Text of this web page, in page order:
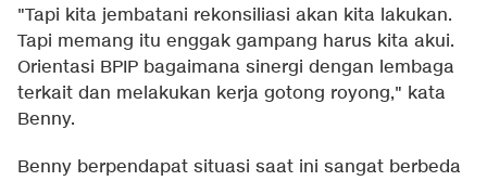
"Tapi kita jembatani rekonsiliasi akan kita lakukan.
Tapi memang itu enggak gampang harus kita akui.
Orientasi BPIP bagaimana sinergi dengan lembaga
terkait dan melakukan kerja gotong royong," kata
Benny.
Benny berpendapat situasi saat ini sangat berbeda